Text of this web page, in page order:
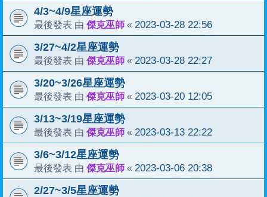
4/3~4/9星座運勢
最後發表 由 傑克巫師 « 2023-03-28 22:56
3/27~4/2星座運勢
最後發表 由 傑克巫師 « 2023-03-28 22:27
3/20~3/26星座運勢
最後發表 由 傑克巫師 « 2023-03-20 12:05
3/13~3/19星座運勢
最後發表 由 傑克巫師 « 2023-03-13 22:22
3/6~3/12星座運勢
最後發表 由 傑克巫師 « 2023-03-06 20:38
2/27~3/5星座運勢